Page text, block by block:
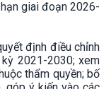
giai đoạn 2026-
định điều chỉnh
2021-2030; xem
thẩm quyền; bố